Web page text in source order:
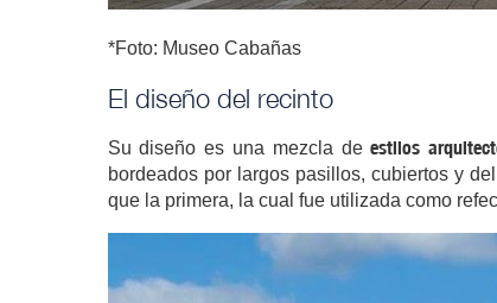
*Foto: Museo Cabañas
El diseño del recinto
Su diseño es una mezcla deestilos
bordeados por largos pasillos, cubiertos y
que la primera, la cual fue utilizada como